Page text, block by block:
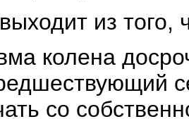
из того,
колена
со